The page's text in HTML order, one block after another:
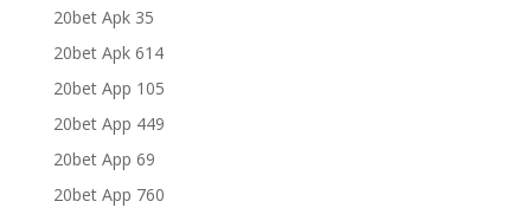
20bet Apk 35
20bet Apk 614
20bet App 105
20bet App 449
20bet App 69
20bet App 760